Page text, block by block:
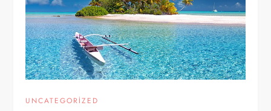
UNCATEGORIZED